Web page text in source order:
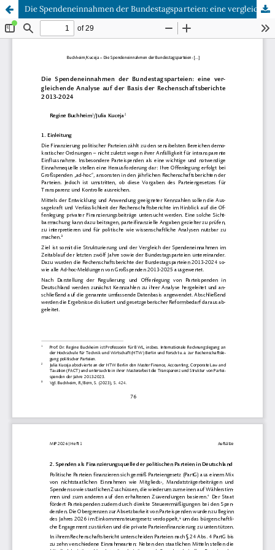
Die Spendeneinnahmen der Bundestagsparteien: eine vergleichende Analyse auf der Basis der Rechenschaftsberichte 2013-2024